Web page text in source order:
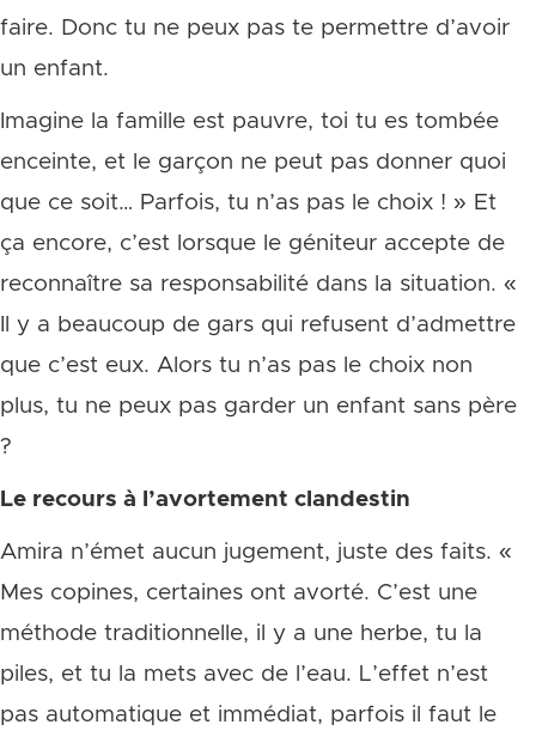
faire. Donc tu ne peux pas te permettre d’avoir
un enfant.
Imagine la famille est pauvre, toi tu es tombée
enceinte, et le garçon ne peut pas donner quoi
que ce soit… Parfois, tu n’as pas le choix ! » Et
ça encore, c’est lorsque le géniteur accepte de
reconnaître sa responsabilité dans la situation. «
Il y a beaucoup de gars qui refusent d’admettre
que c’est eux. Alors tu n’as pas le choix non
plus, tu ne peux pas garder un enfant sans père
?
Le recours à l’avortement clandestin
Amira n’émet aucun jugement, juste des faits. «
Mes copines, certaines ont avorté. C’est une
méthode traditionnelle, il y a une herbe, tu la
piles, et tu la mets avec de l’eau. L’effet n’est
pas automatique et immédiat, parfois il faut le